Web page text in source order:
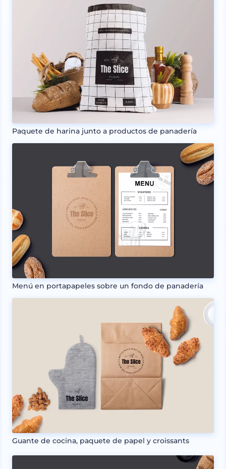
Paquete de harina junto a productos de panadería
Menú en portapapeles sobre un fondo de panadería
Guante de cocina, paquete de papel y croissants